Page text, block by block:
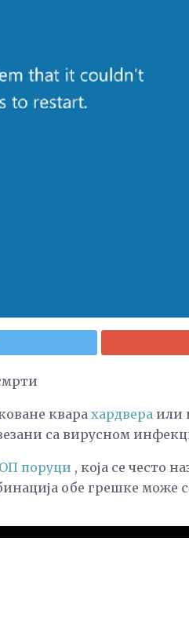
квара хардвера или
са вирусном
поруци , која се често
обе грешке може